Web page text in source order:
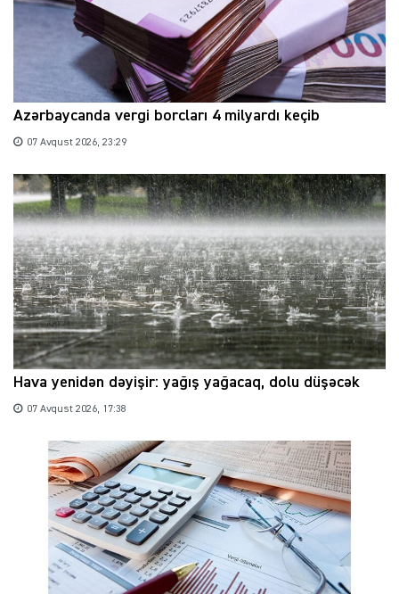
Azərbaycanda vergi borcları 4 milyardı keçib
07 Avqust 2026, 23:29
Hava yenidən dəyişir: yağış yağacaq, dolu düşəcək
07 Avqust 2026, 17:38